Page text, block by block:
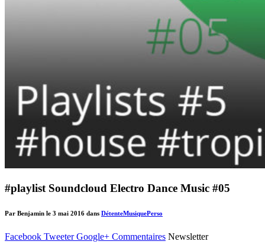
#playlist Soundcloud Electro Dance Music #05
Par Benjamin le 3 mai 2016 dans DétenteMusiquePerso
Facebook TweeterGoogle+ Commentaires Newsletter